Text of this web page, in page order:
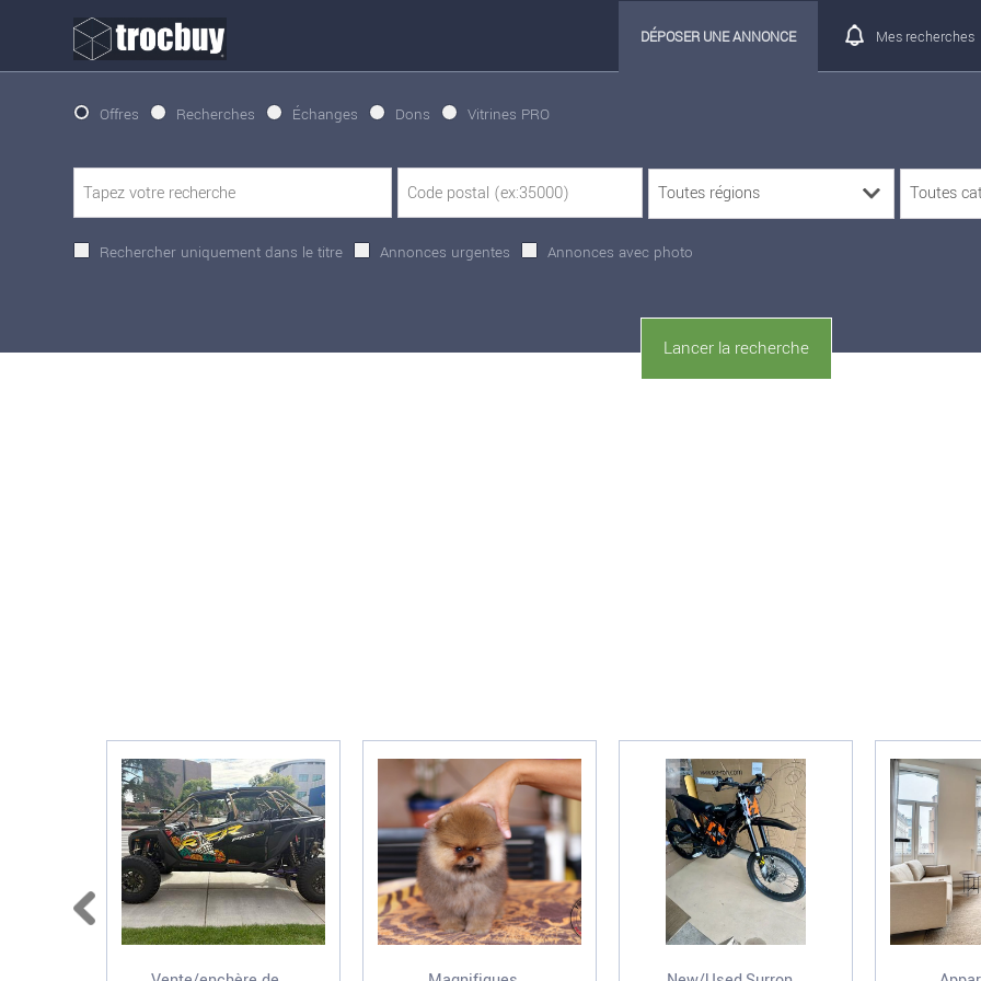
DÉPOSER UNE ANNONCE Mes recherches
Offres Recherches Échanges Dons Vitrines PRO
Rechercher uniquement dans le titre Annonces urgentes Annonces avec photo